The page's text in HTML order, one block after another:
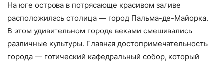
На юге острова в потрясающе красивом заливе
расположилась столица — город Пальма-де-Майорка.
В этом удивительном городе веками смешивались
различные культуры. Главная достопримечательность
города — готический кафедральный собор, который